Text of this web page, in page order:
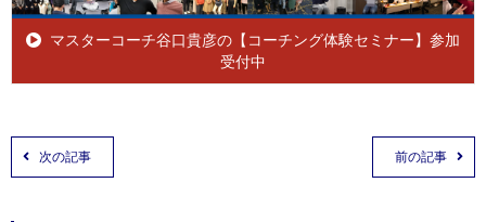
マスターコーチ谷口貴彦の【コーチング体験セミナー】参加
受付中
前の記事
次の記事